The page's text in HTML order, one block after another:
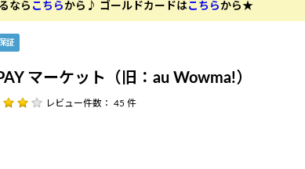
なら こちらから♪ ゴールドカードはこちらから★
証
マーケット（旧：au Wowma!）
レビュー件数： 45 件